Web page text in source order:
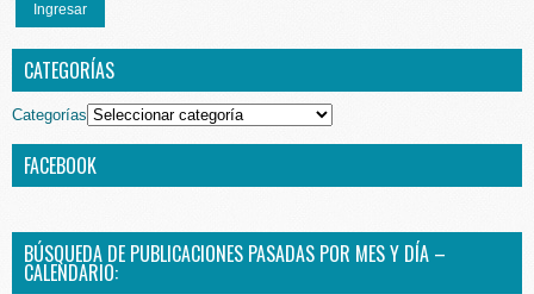
Ingresar
CATEGORÍAS
Categorías
FACEBOOK
BÚSQUEDA DE PUBLICACIONES PASADAS POR MES Y DÍA –
CALENDARIO: